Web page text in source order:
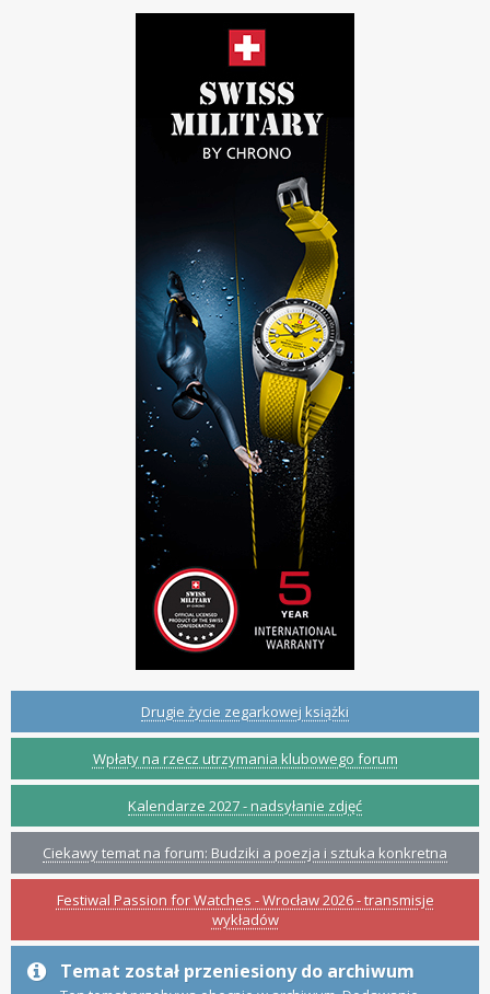
Drugie życie zegarkowej książki
Wpłaty na rzecz utrzymania klubowego forum
Kalendarze 2027 - nadsyłanie zdjęć
Ciekawy temat na forum: Budziki a poezja i sztuka konkretna
Festiwal Passion for Watches - Wrocław 2026 - transmisje
wykładów
Temat został przeniesiony do archiwum